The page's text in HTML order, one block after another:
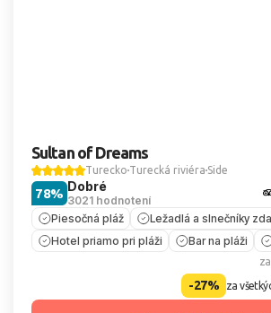
Sultan of Dreams
Turecko Turecká riviéra Side
Dobré
3021 hodnotení
78%
Piesočná pláž
Ležadlá a slnečníky
Hotel priamo pri pláži
Bar na pláži
-27% za